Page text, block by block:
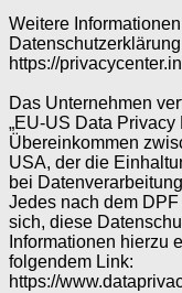
Weitere
https://
Das Unternehmen
„EU-US Data Privacy
Übereinkommen
USA, der die
bei
Jedes nach dem
sich, diese
Informationen hierzu
folgendem Link:
https://